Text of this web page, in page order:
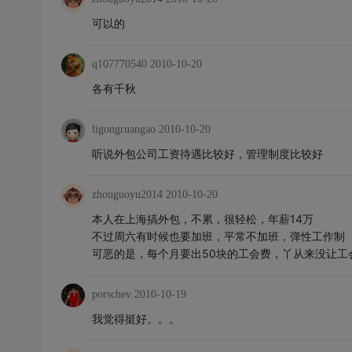
可以的
q107770540 2010-10-20
各有千秋
ligongruangao 2010-10-20
听说外包公司工资待遇比较好，管理制度比较好
zhouguoyu2014 2010-10-20
本人在上海搞外包，不累，很轻松，年薪14万
不过周六有时候也要加班，平常不加班，弹性工作制
可恶的是，每个月要出50块的工会费，丫从来没让工
porschev 2010-10-19
我觉得挺好。。。